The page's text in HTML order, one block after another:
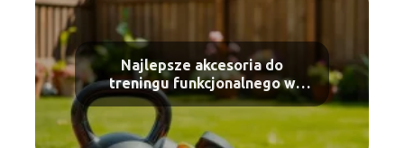
Najlepsze akcesoria do
treningu funkcjonalnego w
ogrodzie – poradnik